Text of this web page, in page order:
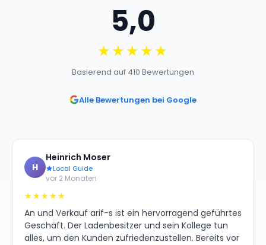
5,0
★★★★★
Basierend auf 410 Bewertungen
Alle Bewertungen bei Google
H
Heinrich Moser
Local Guide
vor 2 Monaten
★★★★★
An und Verkauf arif-s ist ein hervorragend geführtes
Geschäft. Der Ladenbesitzer und sein Kollege tun
alles, um den Kunden zufriedenzustellen. Bereits vor